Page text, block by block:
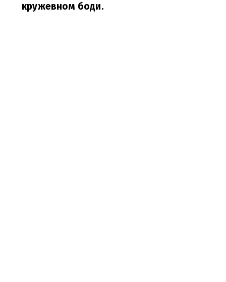
кружевном боди.